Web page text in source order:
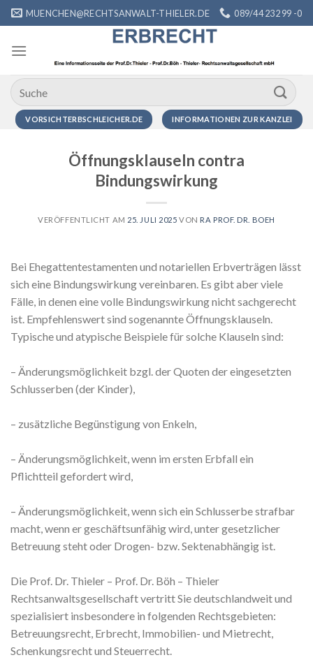
Zum
Inhalt
springen
MUENCHEN@RECHTSANWALT-THIELER.DE 089/44 232 99 -0
VORSICHTERBSCHLEICHER.DE INFORMATIONEN ZUR KANZLEI
Öffnungsklauseln contra
Bindungswirkung
VERÖFFENTLICHT AM 25. JULI 2025 VON RA PROF. DR. BOEH
Bei Ehegattentestamenten und notariellen Erbverträgen lässt
sich eine Bindungswirkung vereinbaren. Es gibt aber viele
Fälle, in denen eine volle Bindungswirkung nicht sachgerecht
ist. Empfehlenswert sind sogenannte Öffnungsklauseln.
Typische und atypische Beispiele für solche Klauseln sind:
– Änderungsmöglichkeit bzgl. der Quoten der eingesetzten
Schlusserben (der Kinder),
– zusätzliche Begünstigung von Enkeln,
– Änderungsmöglichkeit, wenn im ersten Erbfall ein
Pflichtteil gefordert wird,
– Änderungsmöglichkeit, wenn sich ein Schlusserbe strafbar
macht, wenn er geschäftsunfähig wird, unter gesetzlicher
Betreuung steht oder Drogen- bzw. Sektenabhängig ist.
Die Prof. Dr. Thieler – Prof. Dr. Böh – Thieler
Rechtsanwaltsgesellschaft vertritt Sie deutschlandweit und
spezialisiert insbesondere in folgenden Rechtsgebieten:
Betreuungsrecht, Erbrecht, Immobilien- und Mietrecht,
Schenkungsrecht und Steuerrecht.